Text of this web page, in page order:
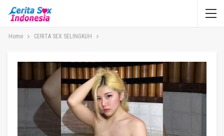
Home CERITA SEX SELINGKUH